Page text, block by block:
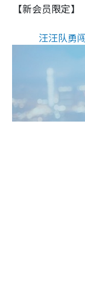
【新会员限定
汪汪队勇